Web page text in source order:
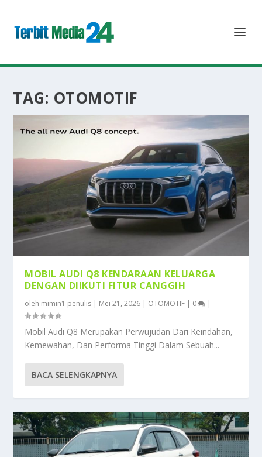
TAG: OTOMOTIF
MOBIL AUDI Q8 KENDARAAN KELUARGA
DENGAN DIIKUTI FITUR CANGGIH
oleh mimin1 penulis | Mei 21, 2026 | OTOMOTIF | 0 |
Mobil Audi Q8 Merupakan Perwujudan Dari Keindahan,
Kemewahan, Dan Performa Tinggi Dalam Sebuah...
BACA SELENGKAPNYA